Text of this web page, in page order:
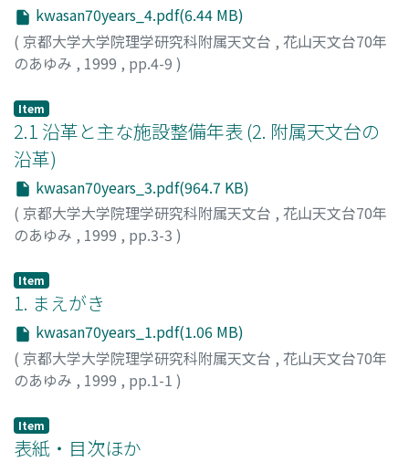
kwasan70years_4.pdf(6.44 MB)
( 京都大学大学院理学研究科附属天文台 , 花山天文台70年
のあゆみ , 1999 , pp.4-9 )
Item
2.1 沿革と主な施設整備年表 (2. 附属天文台の
沿革)
kwasan70years_3.pdf(964.7 KB)
( 京都大学大学院理学研究科附属天文台 , 花山天文台70年
のあゆみ , 1999 , pp.3-3 )
Item
1. まえがき
kwasan70years_1.pdf(1.06 MB)
( 京都大学大学院理学研究科附属天文台 , 花山天文台70年
のあゆみ , 1999 , pp.1-1 )
Item
表紙・目次ほか